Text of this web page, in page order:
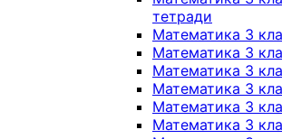
тетради
Математика 3
Математика 3
Математика 3
Математика 3
Математика 3
Математика 3